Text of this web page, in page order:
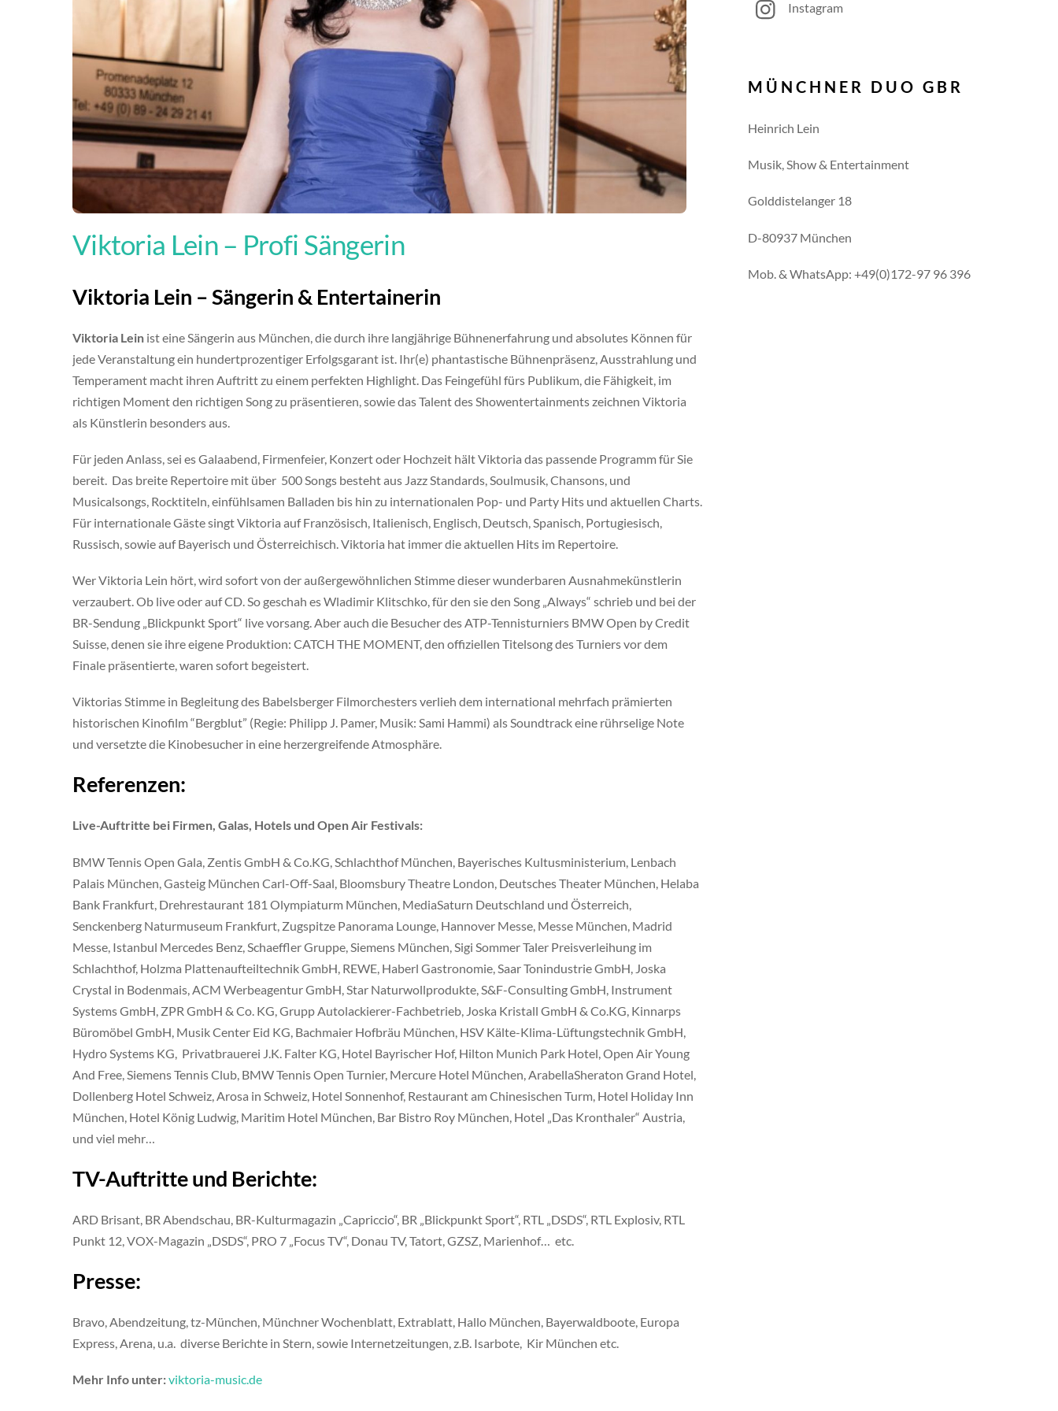
Viktoria Lein – Profi Sängerin
Viktoria Lein – Sängerin & Entertainerin
Viktoria Lein ist eine Sängerin aus München, die durch ihre langjährige Bühnenerfahrung und absolutes Können für
jede Veranstaltung ein hundertprozentiger Erfolgsgarant ist. Ihr(e) phantastische Bühnenpräsenz, Ausstrahlung und
Temperament macht ihren Auftritt zu einem perfekten Highlight. Das Feingefühl fürs Publikum, die Fähigkeit, im
richtigen Moment den richtigen Song zu präsentieren, sowie das Talent des Showentertainments zeichnen Viktoria
als Künstlerin besonders aus.
Für jeden Anlass, sei es Galaabend, Firmenfeier, Konzert oder Hochzeit hält Viktoria das passende Programm für Sie
bereit. Das breite Repertoire mit über 500 Songs besteht aus Jazz Standards, Soulmusik, Chansons, und
Musicalsongs, Rocktiteln, einfühlsamen Balladen bis hin zu internationalen Pop- und Party Hits und aktuellen Charts.
Für internationale Gäste singt Viktoria auf Französisch, Italienisch, Englisch, Deutsch, Spanisch, Portugiesisch,
Russisch, sowie auf Bayerisch und Österreichisch. Viktoria hat immer die aktuellen Hits im Repertoire.
Wer Viktoria Lein hört, wird sofort von der außergewöhnlichen Stimme dieser wunderbaren Ausnahmekünstlerin
verzaubert. Ob live oder auf CD. So geschah es Wladimir Klitschko, für den sie den Song „Always“ schrieb und bei der
BR-Sendung „Blickpunkt Sport“ live vorsang. Aber auch die Besucher des ATP-Tennisturniers BMW Open by Credit
Suisse, denen sie ihre eigene Produktion: CATCH THE MOMENT, den offiziellen Titelsong des Turniers vor dem
Finale präsentierte, waren sofort begeistert.
Viktorias Stimme in Begleitung des Babelsberger Filmorchesters verlieh dem international mehrfach prämierten
historischen Kinofilm “Bergblut” (Regie: Philipp J. Pamer, Musik: Sami Hammi) als Soundtrack eine rührselige Note
und versetzte die Kinobesucher in eine herzergreifende Atmosphäre.
Referenzen:
Live-Auftritte bei Firmen, Galas, Hotels und Open Air Festivals:
BMW Tennis Open Gala, Zentis GmbH & Co.KG, Schlachthof München, Bayerisches Kultusministerium, Lenbach
Palais München, Gasteig München Carl-Off-Saal, Bloomsbury Theatre London, Deutsches Theater München, Helaba
Bank Frankfurt, Drehrestaurant 181 Olympiaturm München, MediaSaturn Deutschland und Österreich,
Senckenberg Naturmuseum Frankfurt, Zugspitze Panorama Lounge, Hannover Messe, Messe München, Madrid
Messe, Istanbul Mercedes Benz, Schaeffler Gruppe, Siemens München, Sigi Sommer Taler Preisverleihung im
Schlachthof, Holzma Plattenaufteiltechnik GmbH, REWE, Haberl Gastronomie, Saar Tonindustrie GmbH, Joska
Crystal in Bodenmais, ACM Werbeagentur GmbH, Star Naturwollprodukte, S&F-Consulting GmbH, Instrument
Systems GmbH, ZPR GmbH & Co. KG, Grupp Autolackierer-Fachbetrieb, Joska Kristall GmbH & Co.KG, Kinnarps
Büromöbel GmbH, Musik Center Eid KG, Bachmaier Hofbräu München, HSV Kälte-Klima-Lüftungstechnik GmbH,
Hydro Systems KG, Privatbrauerei J.K. Falter KG, Hotel Bayrischer Hof, Hilton Munich Park Hotel, Open Air Young
And Free, Siemens Tennis Club, BMW Tennis Open Turnier, Mercure Hotel München, ArabellaSheraton Grand Hotel,
Dollenberg Hotel Schweiz, Arosa in Schweiz, Hotel Sonnenhof, Restaurant am Chinesischen Turm, Hotel Holiday Inn
München, Hotel König Ludwig, Maritim Hotel München, Bar Bistro Roy München, Hotel „Das Kronthaler“ Austria,
und viel mehr…
TV-Auftritte und Berichte:
ARD Brisant, BR Abendschau, BR-Kulturmagazin „Capriccio“, BR „Blickpunkt Sport“, RTL „DSDS“, RTL Explosiv, RTL
Punkt 12, VOX-Magazin „DSDS“, PRO 7 „Focus TV“, Donau TV, Tatort, GZSZ, Marienhof… etc.
Presse:
Bravo, Abendzeitung, tz-München, Münchner Wochenblatt, Extrablatt, Hallo München, Bayerwaldboote, Europa
Express, Arena, u.a. diverse Berichte in Stern, sowie Internetzeitungen, z.B. Isarbote, Kir München etc.
Mehr Info unter:viktoria-music.de
Instagram
MÜNCHNER DUO GBR
Heinrich Lein
Musik, Show & Entertainment
Golddistelanger 18
D-80937 München
Mob. & WhatsApp: +49(0)172-97 96 396